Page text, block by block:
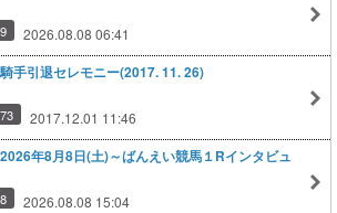
2026.08.08 06:41
手引退セレモニー(2017. 11. 26)
2017.12.01 11:46
年8月8日(土)～ばんえい競馬１Rインタビュ
2026.08.08 15:04